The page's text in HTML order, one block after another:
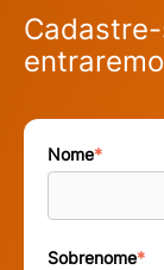
Nome*
Sobrenome*